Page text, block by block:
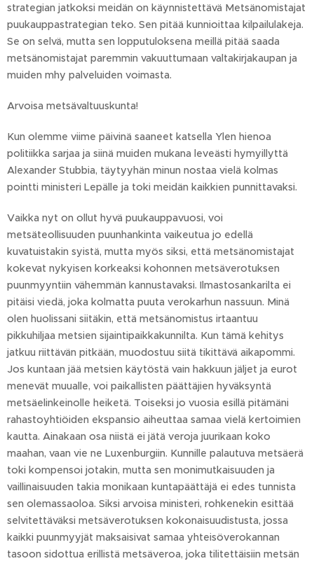
strategian jatkoksi meidän on käynnistettävä Metsänomistajat
puukauppastrategian teko. Sen pitää kunnioittaa kilpailulakeja.
Se on selvä, mutta sen lopputuloksena meillä pitää saada
metsänomistajat paremmin vakuuttumaan valtakirjakaupan ja
muiden mhy palveluiden voimasta.
Arvoisa metsävaltuuskunta!
Kun olemme viime päivinä saaneet katsella Ylen hienoa
politiikka sarjaa ja siinä muiden mukana leveästi hymyillyttä
Alexander Stubbia, täytyyhän minun nostaa vielä kolmas
pointti ministeri Lepälle ja toki meidän kaikkien punnittavaksi.
Vaikka nyt on ollut hyvä puukauppavuosi, voi
metsäteollisuuden puunhankinta vaikeutua jo edellä
kuvatuistakin syistä, mutta myös siksi, että metsänomistajat
kokevat nykyisen korkeaksi kohonnen metsäverotuksen
puunmyyntiin vähemmän kannustavaksi. Ilmastosankarilta ei
pitäisi viedä, joka kolmatta puuta verokarhun nassuun. Minä
olen huolissani siitäkin, että metsänomistus irtaantuu
pikkuhiljaa metsien sijaintipaikkakunnilta. Kun tämä kehitys
jatkuu riittävän pitkään, muodostuu siitä tikittävä aikapommi.
Jos kuntaan jää metsien käytöstä vain hakkuun jäljet ja eurot
menevät muualle, voi paikallisten päättäjien hyväksyntä
metsäelinkeinolle heiketä. Toiseksi jo vuosia esillä pitämäni
rahastoyhtiöiden ekspansio aiheuttaa samaa vielä kertoimien
kautta. Ainakaan osa niistä ei jätä veroja juurikaan koko
maahan, vaan vie ne Luxenburgiin. Kunnille palautuva metsäerä
toki kompensoi jotakin, mutta sen monimutkaisuuden ja
vaillinaisuuden takia monikaan kuntapäättäjä ei edes tunnista
sen olemassaoloa. Siksi arvoisa ministeri, rohkenekin esittää
selvitettäväksi metsäverotuksen kokonaisuudistusta, jossa
kaikki puunmyyjät maksaisivat samaa yhteisöverokannan
tasoon sidottua erillistä metsäveroa, joka tilitettäisiin metsän